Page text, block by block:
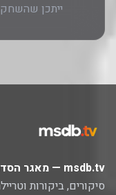
ייתכן
msdb.tv — מאגר הסדרות והסרטים המוביל בעברית.
סיקורים, ביקורות